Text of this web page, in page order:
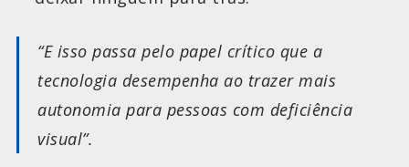
“E isso passa pelo papel crítico que a
tecnologia desempenha ao trazer mais
autonomia para pessoas com deficiência
visual”.